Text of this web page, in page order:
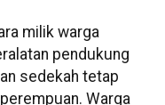
milik warga
pendukung
sedekah tetap
Warga